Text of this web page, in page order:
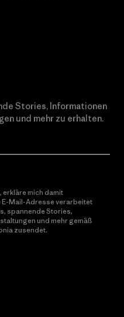
Stories, Informationen
und mehr zu erhalten.
erkläre mich damit
E-Mail-Adresse verarbeitet
spannende Stories,
und mehr gemäß
zusendet.